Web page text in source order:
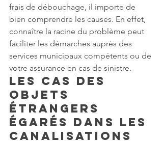
frais de débouchage, il importe de
bien comprendre les causes. En effet,
connaître la racine du problème peut
faciliter les démarches auprès des
services municipaux compétents ou de
votre assurance en cas de sinistre.
Les cas des
objets
étrangers
égarés dans les
canalisations